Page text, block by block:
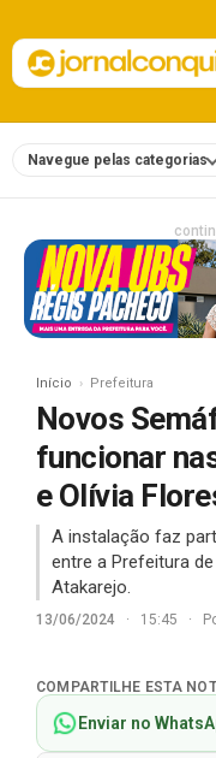
Navegue pelas categorias
Início Prefeitura
Novos
funcionar
e Olívia
A instalação faz
entre a Prefeitura
Atakarejo.
13/06/2024 · 15:45 ·
COMPARTILHE ESTA
Enviar no